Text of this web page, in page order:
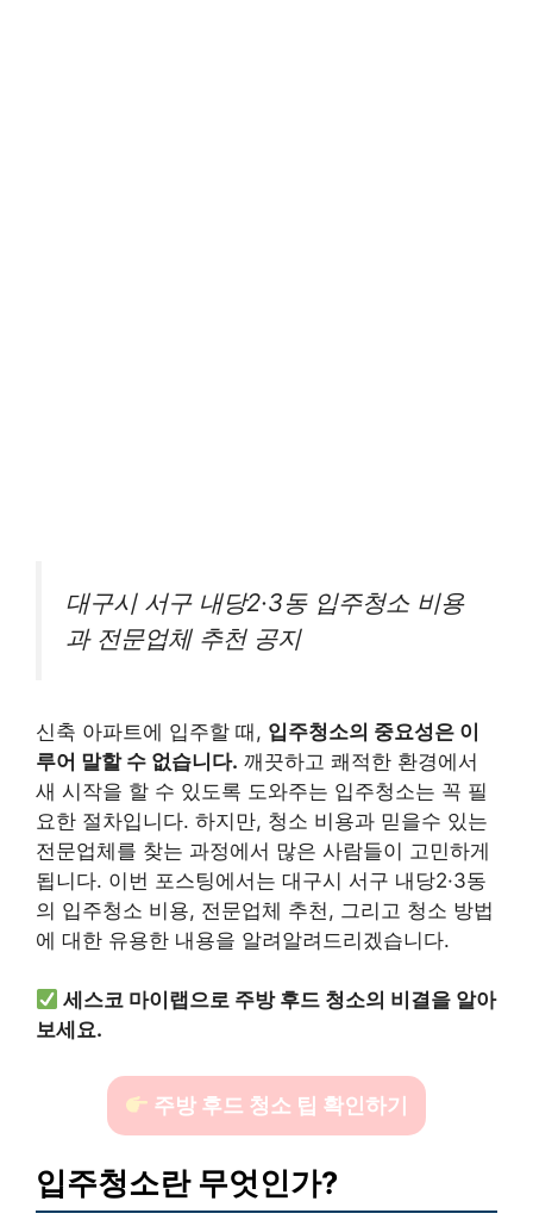
대구시 서구 내당2·3동 입주청소 비용
과 전문업체 추천 공지
신축 아파트에 입주할 때, 입주청소의 중요성은 이
루어 말할 수 없습니다. 깨끗하고 쾌적한 환경에서
새 시작을 할 수 있도록 도와주는 입주청소는 꼭 필
요한 절차입니다. 하지만, 청소 비용과 믿을수 있는
전문업체를 찾는 과정에서 많은 사람들이 고민하게
됩니다. 이번 포스팅에서는 대구시 서구 내당2·3동
의 입주청소 비용, 전문업체 추천, 그리고 청소 방법
에 대한 유용한 내용을 알려알려드리겠습니다.
세스코 마이랩으로 주방 후드 청소의 비결을 알아
보세요.
주방 후드 청소 팁 확인하기
입주청소란 무엇인가?